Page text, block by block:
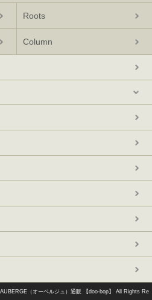
Roots
Column
（オーベルジュ）通販 【doo-bop】
All Rights Re